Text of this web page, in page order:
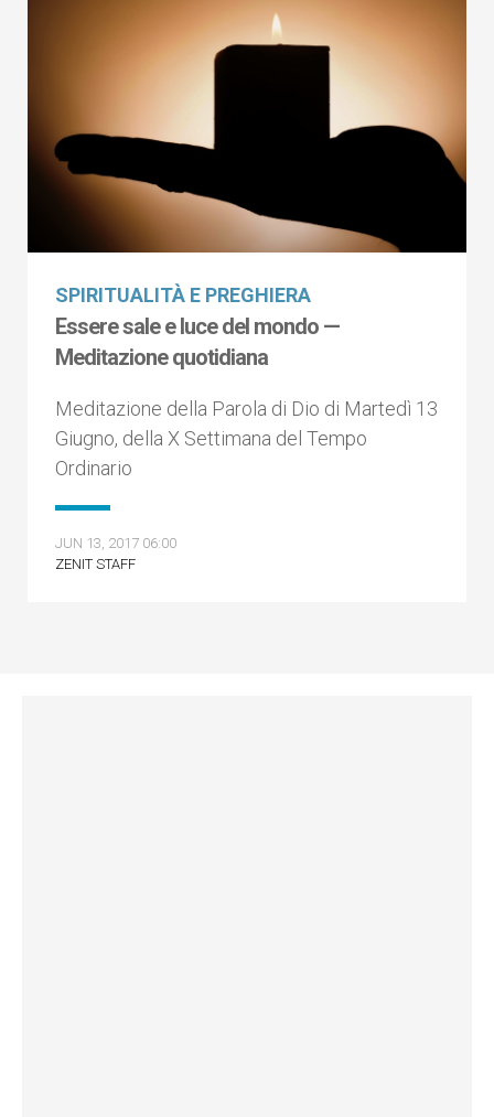
SPIRITUALITÀ E PREGHIERA
Essere sale e luce del mondo —
Meditazione quotidiana
Meditazione della Parola di Dio di Martedì 13
Giugno, della X Settimana del Tempo
Ordinario
JUN 13, 2017 06:00
ZENIT STAFF